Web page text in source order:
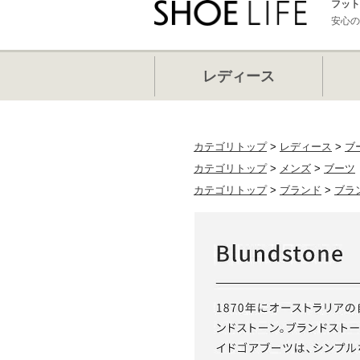
フッ
安心
レディース
カテゴリトップ> レディース > ブ
カテゴリトップ> メンズ > ブーツ
カテゴリトップ> ブランド > ブラ